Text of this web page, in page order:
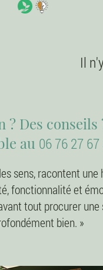
Il
Des conseils
au 06 76 27 67
sens, racontent une
fonctionnalité et
tout procurer
bien. »